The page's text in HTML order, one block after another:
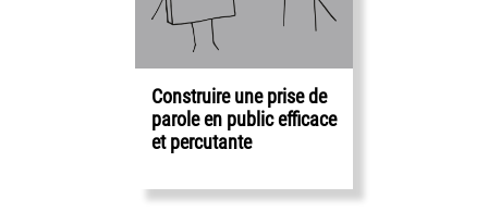
Construire une prise de
parole en public efficace
et percutante